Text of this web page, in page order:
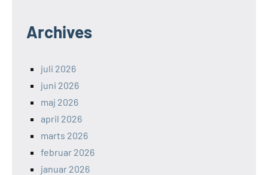
Archives
juli 2026
juni 2026
maj 2026
april 2026
marts 2026
februar 2026
januar 2026